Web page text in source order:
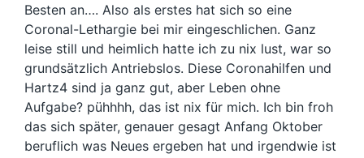
Besten an…. Also als erstes hat sich so eine
Coronal-Lethargie bei mir eingeschlichen. Ganz
leise still und heimlich hatte ich zu nix lust, war so
grundsätzlich Antriebslos. Diese Coronahilfen und
Hartz4 sind ja ganz gut, aber Leben ohne
Aufgabe? pühhhh, das ist nix für mich. Ich bin froh
das sich später, genauer gesagt Anfang Oktober
beruflich was Neues ergeben hat und irgendwie ist